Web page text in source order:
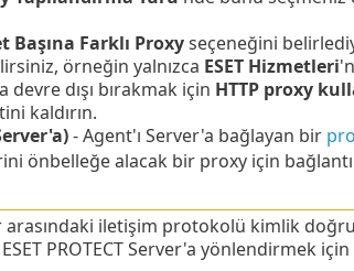
Başına Farklı Proxyseçeneğini
örneğin yalnızca ESET Hizmetleri
dışı bırakmak için HTTP proxy
kaldırın.
- Agent'ı Server'a bağlayan bir
önbelleğe alacak bir proxy için bağlantı
arasındaki iletişim protokolü kimlik
PROTECT Server'a yönlendirmek